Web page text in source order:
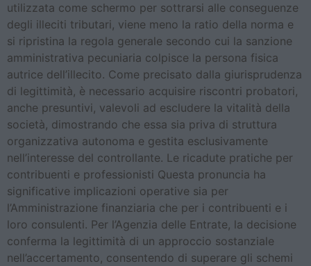
utilizzata come schermo per sottrarsi alle conseguenze
degli illeciti tributari, viene meno la ratio della norma e
si ripristina la regola generale secondo cui la sanzione
amministrativa pecuniaria colpisce la persona fisica
autrice dell’illecito. Come precisato dalla giurisprudenza
di legittimità, è necessario acquisire riscontri probatori,
anche presuntivi, valevoli ad escludere la vitalità della
società, dimostrando che essa sia priva di struttura
organizzativa autonoma e gestita esclusivamente
nell’interesse del controllante. Le ricadute pratiche per
contribuenti e professionisti Questa pronuncia ha
significative implicazioni operative sia per
l’Amministrazione finanziaria che per i contribuenti e i
loro consulenti. Per l’Agenzia delle Entrate, la decisione
conferma la legittimità di un approccio sostanziale
nell’accertamento, consentendo di superare gli schemi